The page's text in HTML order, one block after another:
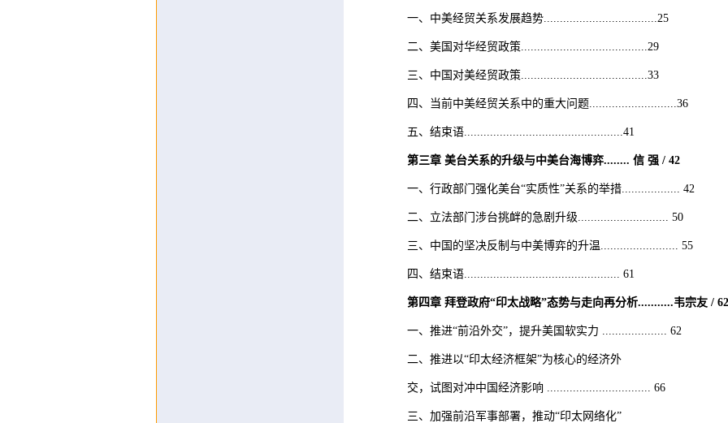
一、中美经贸关系发展趋势...................................25
二、美国对华经贸政策.......................................29
三、中国对美经贸政策.......................................33
四、当前中美经贸关系中的重大问题...........................36
五、结束语.................................................41
第三章 美台关系的升级与中美台海博弈........ 信 强 / 42
一、行政部门强化美台“实质性”关系的举措.................. 42
二、立法部门涉台挑衅的急剧升级............................ 50
三、中国的坚决反制与中美博弈的升温........................ 55
四、结束语................................................ 61
第四章 拜登政府“印太战略”态势与走向再分析...........韦宗友 / 62
一、推进“前沿外交”，提升美国软实力 .................... 62
二、推进以“印太经济框架”为核心的经济外
交，试图对冲中国经济影响 ................................ 66
三、加强前沿军事部署，推动“印太网络化”